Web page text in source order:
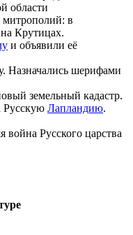
области
в
Крутицах.
и объявили её
шерифами
земельный кадастр.
Русскую Лапландию.
война Русского царства